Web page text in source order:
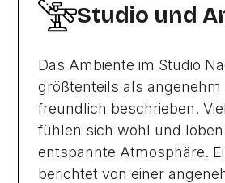
Studio und
Das Ambiente im Studio
größtenteils als angenehm
freundlich beschrieben.
fühlen sich wohl und loben
entspannte Atmosphäre.
berichtet von einer